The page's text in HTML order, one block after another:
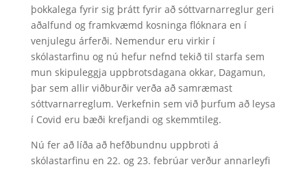
þokkalega fyrir sig þrátt fyrir að sóttvarnarreglur geri
aðalfund og framkvæmd kosninga flóknara en í
venjulegu árferði. Nemendur eru virkir í
skólastarfinu og nú hefur nefnd tekið til starfa sem
mun skipuleggja uppbrotsdagana okkar, Dagamun,
þar sem allir viðburðir verða að samræmast
sóttvarnarreglum. Verkefnin sem við þurfum að leysa
í Covid eru bæði krefjandi og skemmtileg.
Nú fer að líða að hefðbundnu uppbroti á
skólastarfinu en 22. og 23. febrúar verður annarleyfi